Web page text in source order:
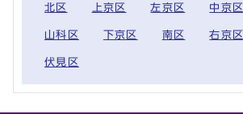
北区 上京区 左京区 中京区
山科区 下京区 南区 右京区
伏見区